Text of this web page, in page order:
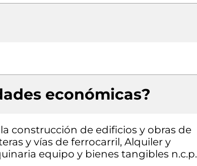
económicas?
construcción de edificios y obras de
y vías de ferrocarril, Alquiler y
equipo y bienes tangibles n.c.p.